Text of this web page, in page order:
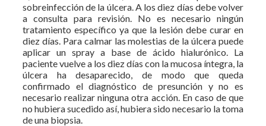
sobreinfección de la úlcera. A los diez días debe volver
a consulta para revisión. No es necesario ningún
tratamiento específico ya que la lesión debe curar en
diez días. Para calmar las molestias de la úlcera puede
aplicar un spray a base de ácido hialurónico. La
paciente vuelve a los diez días con la mucosa íntegra, la
úlcera ha desaparecido, de modo que queda
confirmado el diagnóstico de presunción y no es
necesario realizar ninguna otra acción. En caso de que
no hubiera sucedido así, hubiera sido necesario la toma
de una biopsia.